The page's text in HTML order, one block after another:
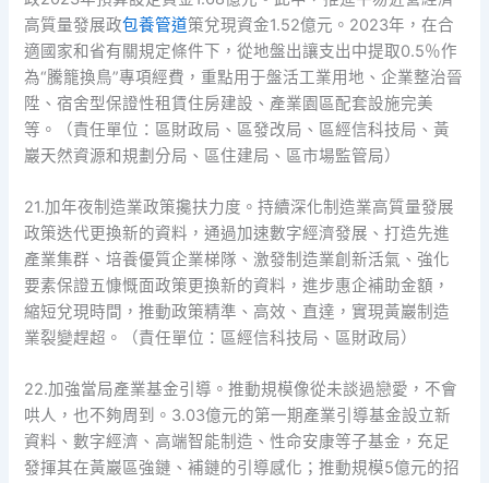
高質量發展政包養管道策兌現資金1.52億元。2023年，在合
適國家和省有關規定條件下，從地盤出讓支出中提取0.5％作
為“騰籠換鳥”專項經費，重點用于盤活工業用地、企業整治晉
陞、宿舍型保證性租賃住房建設、產業園區配套設施完美
等。（責任單位：區財政局、區發改局、區經信科技局、黃
巖天然資源和規劃分局、區住建局、區市場監管局）
21.加年夜制造業政策攙扶力度。持續深化制造業高質量發展
政策迭代更換新的資料，通過加速數字經濟發展、打造先進
產業集群、培養優質企業梯隊、激發制造業創新活氣、強化
要素保證五慷慨面政策更換新的資料，進步惠企補助金額，
縮短兌現時間，推動政策精準、高效、直達，實現黃巖制造
業裂變趕超。（責任單位：區經信科技局、區財政局）
22.加強當局產業基金引導。推動規模像從未談過戀愛，不會
哄人，也不夠周到。3.03億元的第一期產業引導基金設立新
資料、數字經濟、高端智能制造、性命安康等子基金，充足
發揮其在黃巖區強鏈、補鏈的引導感化；推動規模5億元的招